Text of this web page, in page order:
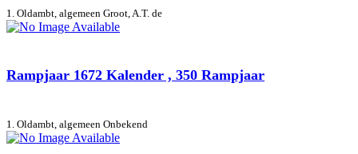
1. Oldambt, algemeen Groot, A.T. de
Rampjaar 1672 Kalender , 350 Rampjaar
1. Oldambt, algemeen Onbekend